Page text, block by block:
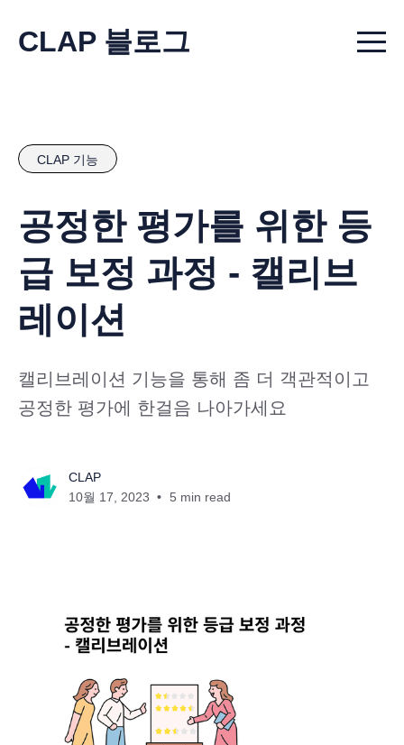
CLAP 블로그 Menu
CLAP 기능
공정한 평가를 위한 등
급 보정 과정 - 캘리브
레이션
캘리브레이션 기능을 통해 좀 더 객관적이고
공정한 평가에 한걸음 나아가세요
CLAP
10월 17, 2023
5 min read